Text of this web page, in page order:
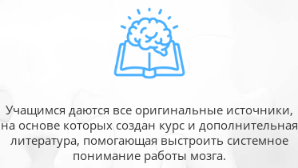
Учащимся даются все оригинальные источники,
на основе которых создан курс и дополнительная
литература, помогающая выстроить системное
понимание работы мозга.